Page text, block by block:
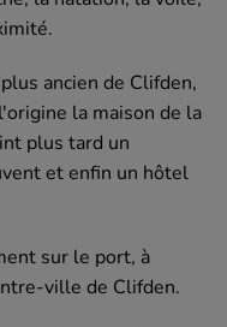
ancien de Clifden,
la maison de la
plus tard un
et enfin un hôtel
sur le port, à
ville de Clifden.